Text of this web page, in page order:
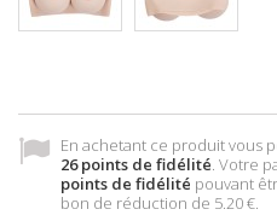
En achetant ce produit vous
26points de fidélité . Votre
points de fidélité pouvant
bon de réduction de 5.20 €